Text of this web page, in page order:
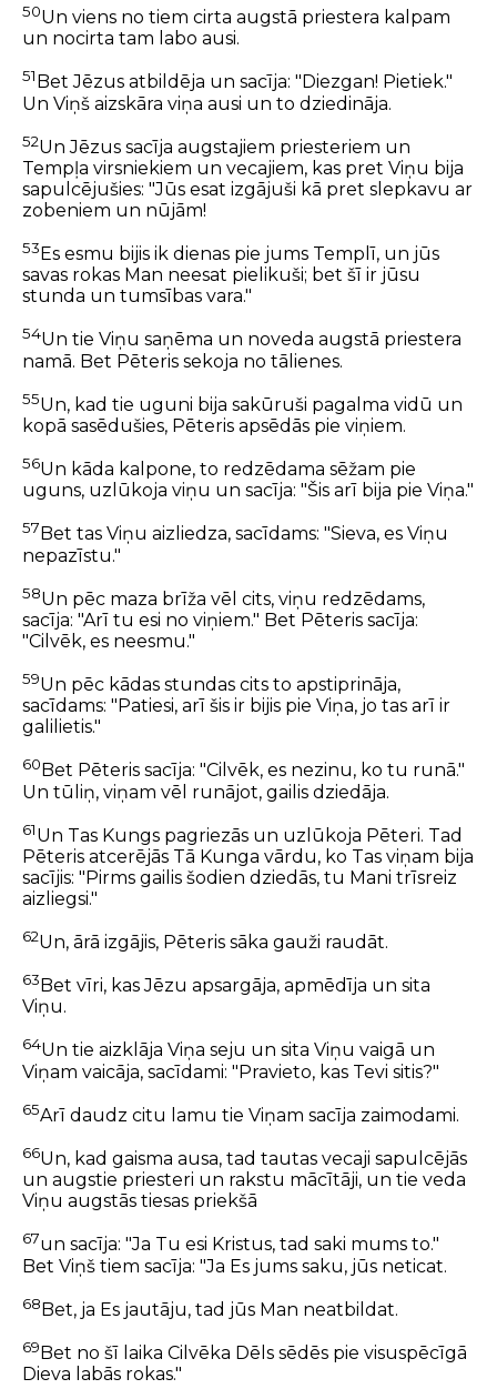
50Un viens no tiem cirta augstā priestera kalpam
un nocirta tam labo ausi.
51 Bet Jēzus atbildēja un sacīja: "Diezgan! Pietiek."
Un Viņš aizskāra viņa ausi un to dziedināja.
52Un Jēzus sacīja augstajiem priesteriem un
Tempļa virsniekiem un vecajiem, kas pret Viņu bija
sapulcējušies: "Jūs esat izgājuši kā pret slepkavu ar
zobeniem un nūjām!
53 Es esmu bijis ik dienas pie jums Templī, un jūs
savas rokas Man neesat pielikuši; bet šī ir jūsu
stunda un tumsības vara."
54Un tie Viņu saņēma un noveda augstā priestera
namā. Bet Pēteris sekoja no tālienes.
55Un, kad tie uguni bija sakūruši pagalma vidū un
kopā sasēdušies, Pēteris apsēdās pie viņiem.
56Un kāda kalpone, to redzēdama sēžam pie
uguns, uzlūkoja viņu un sacīja: "Šis arī bija pie Viņa."
57 Bet tas Viņu aizliedza, sacīdams: "Sieva, es Viņu
nepazīstu."
58Un pēc maza brīža vēl cits, viņu redzēdams,
sacīja: "Arī tu esi no viņiem." Bet Pēteris sacīja:
"Cilvēk, es neesmu."
59Un pēc kādas stundas cits to apstiprināja,
sacīdams: "Patiesi, arī šis ir bijis pie Viņa, jo tas arī ir
galilietis."
60 Bet Pēteris sacīja: "Cilvēk, es nezinu, ko tu runā."
Un tūliņ, viņam vēl runājot, gailis dziedāja.
61Un Tas Kungs pagriezās un uzlūkoja Pēteri. Tad
Pēteris atcerējās Tā Kunga vārdu, ko Tas viņam bija
sacījis: "Pirms gailis šodien dziedās, tu Mani trīsreiz
aizliegsi."
62Un, ārā izgājis, Pēteris sāka gauži raudāt.
63 Bet vīri, kas Jēzu apsargāja, apmēdīja un sita
Viņu.
64Un tie aizklāja Viņa seju un sita Viņu vaigā un
Viņam vaicāja, sacīdami: "Pravieto, kas Tevi sitis?"
65Arī daudz citu lamu tie Viņam sacīja zaimodami.
66Un, kad gaisma ausa, tad tautas vecaji sapulcējās
un augstie priesteri un rakstu mācītāji, un tie veda
Viņu augstās tiesas priekšā
67un sacīja: "Ja Tu esi Kristus, tad saki mums to."
Bet Viņš tiem sacīja: "Ja Es jums saku, jūs neticat.
68Bet, ja Es jautāju, tad jūs Man neatbildat.
69 Bet no šī laika Cilvēka Dēls sēdēs pie visuspēcīgā
Dieva labās rokas."